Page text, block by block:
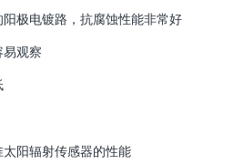
极电镀路，抗腐蚀性能非常好
观察
阳辐射传感器的性能